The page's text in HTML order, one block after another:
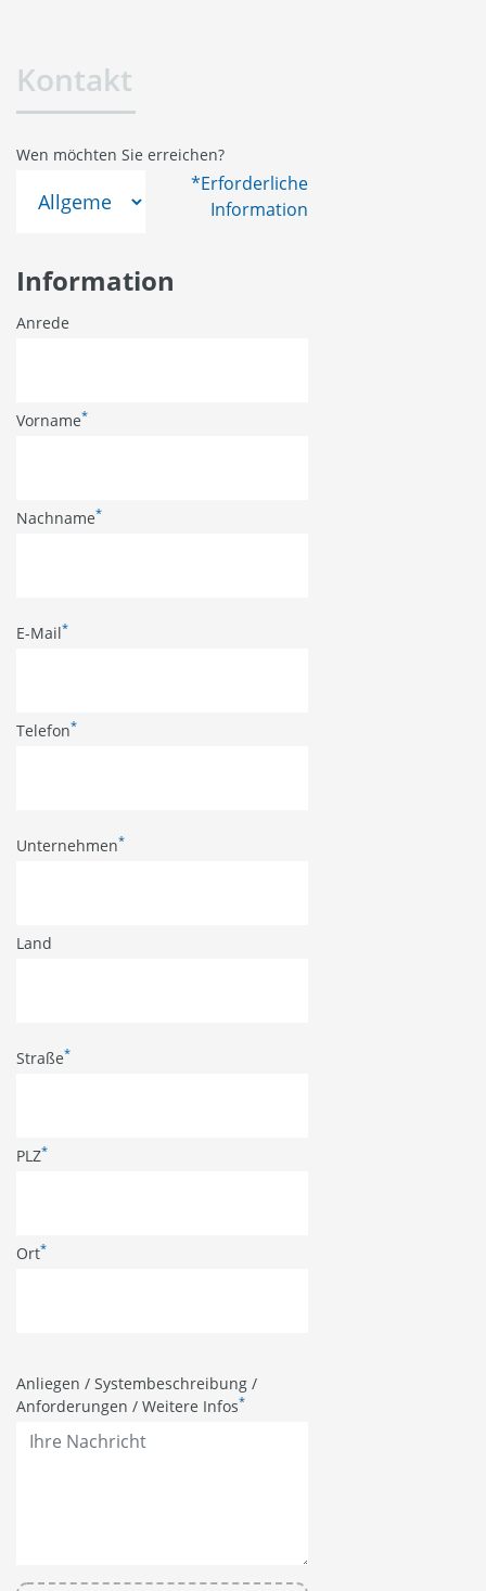
Kontakt
Wen möchten Sie erreichen?
*Erforderliche
Information
Information
Anrede
Vorname*
Nachname*
E-Mail*
Telefon*
Unternehmen*
Land
Straße*
PLZ*
Ort*
Anliegen / Systembeschreibung /
Anforderungen / Weitere Infos*